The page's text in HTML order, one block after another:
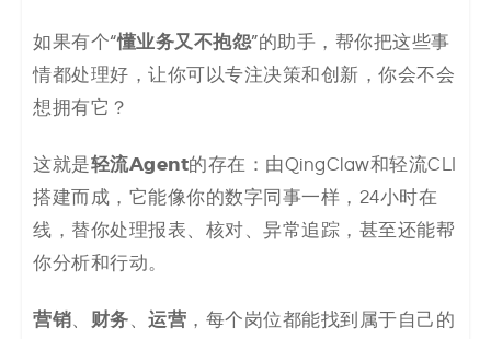
案
_
低
代
码
_
零
如果有个“懂业务又不抱怨”的助手，帮你把这些事
情都处理好，让你可以专注决策和创新，你会不会
想拥有它？
这就是轻流Agent的存在：由QingClaw和轻流CLI
搭建而成，它能像你的数字同事一样，24小时在
线，替你处理报表、核对、异常追踪，甚至还能帮
你分析和行动。
营销、 财务、 运营 ，每个岗位都能找到属于自己的